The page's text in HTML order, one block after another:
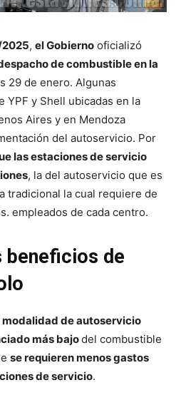
, el Gobierno oficializó
de combustible en la
29 de enero. Algunas
YPF y Shell ubicadas en la
Aires y en Mendoza
del autoservicio. Por
las estaciones de servicio
, la del autoservicio que es
tradicional la cual requiere de
empleados de cada centro.
beneficios de
modalidad de autoservicio
más bajodel combustible
se requieren menos gastos
de servicio.